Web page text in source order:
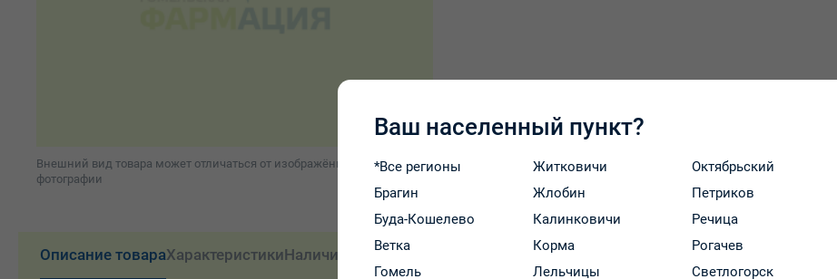
Внешний вид товара может отличаться от изображённого на
фотографии
Описание товараХарактеристикиНаличие и ценыОплата и доставка
Ваш населенный пункт?
*Все регионы
Брагин
Буда-Кошелево
Ветка
Гомель
Житковичи
Жлобин
Калинковичи
Корма
Лельчицы
Октябрьский
Петриков
Речица
Рогачев
Светлогорск